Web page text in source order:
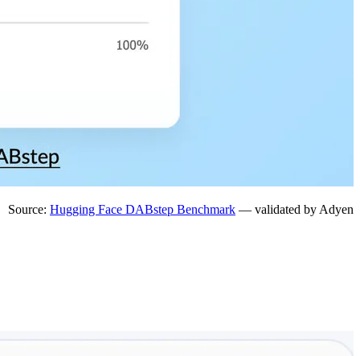
Source: Hugging Face DABstep Benchmark — validated by Adyen